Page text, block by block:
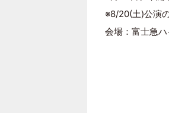
※8/20(土)公演
会場：富士急